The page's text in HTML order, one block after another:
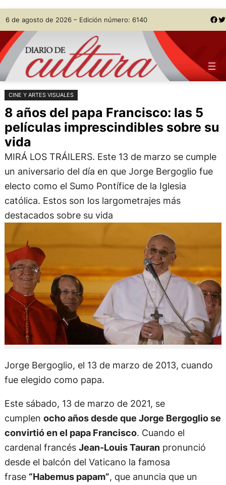
Saltar
al
contenido
Skip
to
content
6 de agosto de 2026 – Edición número: 6140 Facebook Twitter
CINE Y ARTES VISUALES
8 años del papa Francisco: las 5
películas imprescindibles sobre su
vida
MIRÁ LOS TRÁILERS. Este 13 de marzo se cumple
un aniversario del día en que Jorge Bergoglio fue
electo como el Sumo Pontífice de la Iglesia
católica. Estos son los largometrajes más
destacados sobre su vida
Jorge Bergoglio, el 13 de marzo de 2013, cuando
fue elegido como papa.
Este sábado, 13 de marzo de 2021, se
cumplen ocho años desde que Jorge Bergoglio se
convirtió en el papa Francisco. Cuando el
cardenal francés Jean-Louis Tauranpronunció
desde el balcón del Vaticano la famosa
frase “Habemus papam”, que anuncia que un